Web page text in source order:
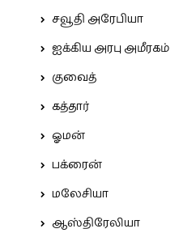
சவூதி அரேபியா
ஐக்கிய அரபு அமீரகம்
குவைத்
கத்தார்
ஓமன்
பக்ரைன்
மலேசியா
ஆஸ்திரேலியா